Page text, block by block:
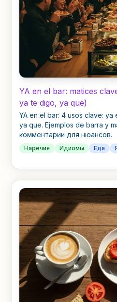
YA en el bar: matices
ya te digo, ya que)
YA en el bar: 4 usos clave: ya
ya que. Ejemplos de barra y
комментарии для нюансов.
Наречия Идиомы Еда